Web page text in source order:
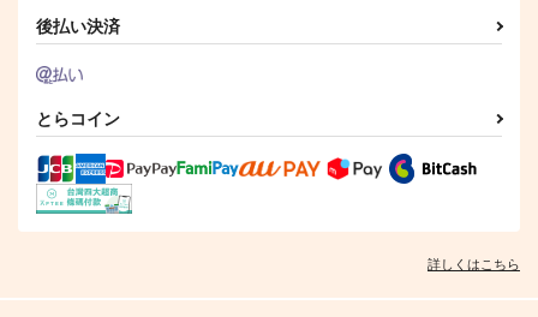
後払い決済
とらコイン
詳しくはこちら